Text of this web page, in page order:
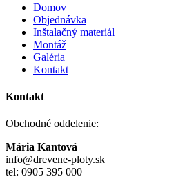
Domov
Objednávka
Inštalačný materiál
Montáž
Galéria
Kontakt
Kontakt
Obchodné oddelenie:
Mária Kantová
info@drevene-ploty.sk
tel: 0905 395 000